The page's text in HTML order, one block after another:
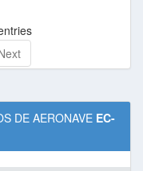
DE AERONAVE EC-